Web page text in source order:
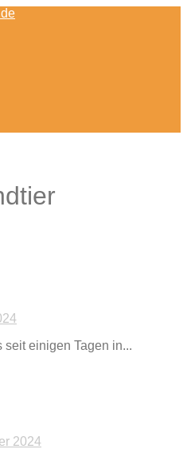
seit einigen Tagen in...
2024